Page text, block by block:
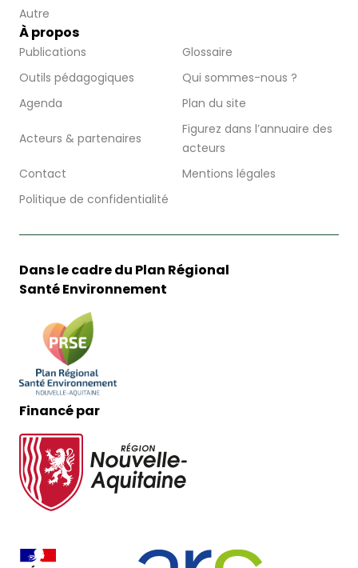
Autre
À propos
Publications
Glossaire
Outils pédagogiques
Qui sommes-nous ?
Agenda
Plan du site
Acteurs & partenaires
Figurez dans l’annuaire des
acteurs
Contact
Mentions légales
Politique de confidentialité
Dans le cadre du Plan Régional
Santé Environnement
Financé par